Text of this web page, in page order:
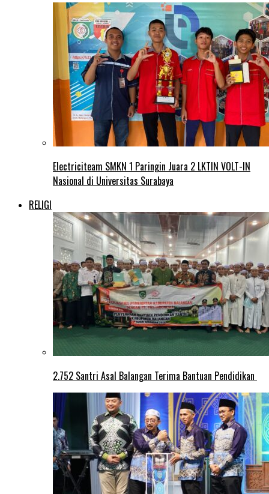
Electriciteam SMKN 1 Paringin Juara 2 LKTIN VOLT-IN
Nasional di Universitas Surabaya
RELIGI
2.752 Santri Asal Balangan Terima Bantuan Pendidikan